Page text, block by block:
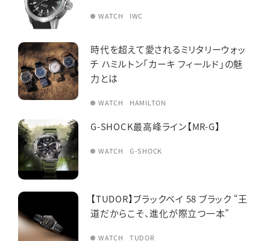
WATCH IWC
時代を超えて愛されるミリタリーウォッ
チ ハミルトン「カーキ フィールド」の魅
力とは
WATCH HAMILTON
G-SHOCK最高峰ライン【MR-G】
WATCH G-SHOCK
【TUDOR】ブラックベイ 58 ブラック “王
道だからこそ、進化が際立つ一本”
WATCH TUDOR